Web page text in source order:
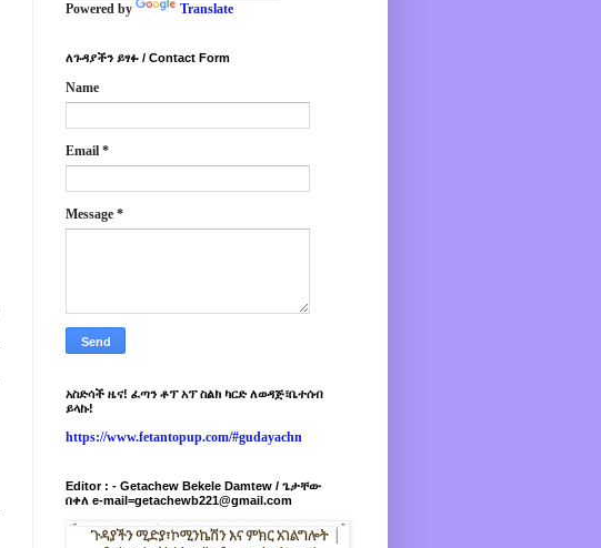
Powered by Translate
ለጉዳያችን ይፃፉ / Contact Form
Name
Email *
Message *
አስድሳች ዜና! ፈጣን ቶፕ አፕ ስልክ ካርድ ለወዳጅ፣ቤተሰብ
ይላኩ!
https://www.fetantopup.com/#gudayachn
Editor : - Getachew Bekele Damtew / ጌታቸው
በቀለ e-mail=getachewb221@gmail.com